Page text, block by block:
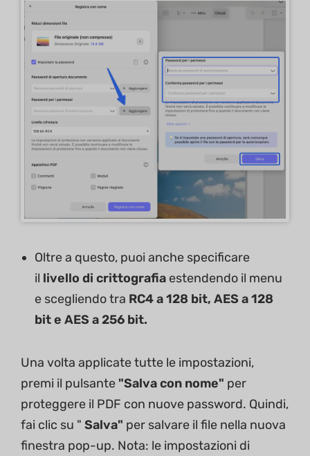
Oltre a questo, puoi anche specificare
il livello di crittografia estendendo il menu
e scegliendo tra RC4 a 128 bit, AES a 128
bit e AES a 256 bit.
Una volta applicate tutte le impostazioni,
premi il pulsante "Salva con nome" per
proteggere il PDF con nuove password. Quindi,
fai clic su " Salva" per salvare il file nella nuova
finestra pop-up. Nota: le impostazioni di